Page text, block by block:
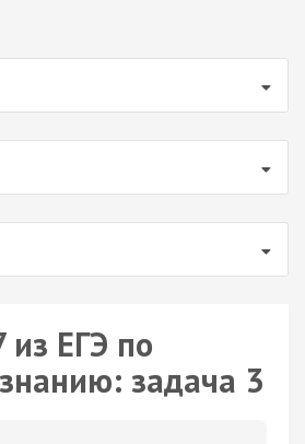
из ЕГЭ по
задача 3